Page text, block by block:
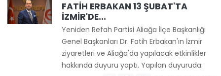
FATİH ERBAKAN 13 ŞUBAT'TA
İZMİR'DE...
Yeniden Refah Partisi Aliağa İlçe Başkanlığı
Genel Başkanları Dr. Fatih Erbakan'ın İzmir
ziyaretleri ve Aliağa'da yapılacak etkinlikler
hakkında duyuru yaptı. Yapılan duyuruda: